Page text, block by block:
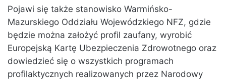
Pojawi się także stanowisko Warmińsko-
Mazurskiego Oddziału Wojewódzkiego NFZ, gdzie
będzie można założyć profil zaufany, wyrobić
Europejską Kartę Ubezpieczenia Zdrowotnego oraz
dowiedzieć się o wszystkich programach
profilaktycznych realizowanych przez Narodowy